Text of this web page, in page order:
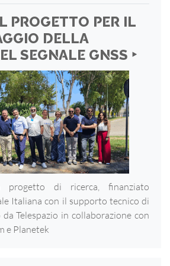
PROGETTO PER IL
DELLA
SEGNALE GNSS ‣
progetto di ricerca, finanziato
Italiana con il supporto tecnico di
da Telespazio in collaborazione con
e Planetek